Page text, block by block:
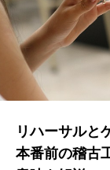
リハーサルと
本番前の稽古